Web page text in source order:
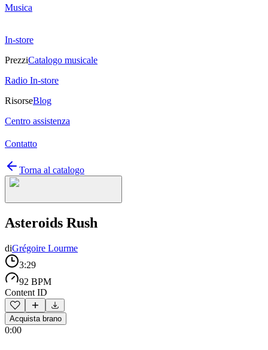
Musica
In-store
PrezziCatalogo musicale
Radio In-store
RisorseBlog
Centro assistenza
Contatto
Torna al catalogo
Asteroids Rush
diGrégoire Lourme
3:29
92 BPM
Content ID
Acquista brano
0:00